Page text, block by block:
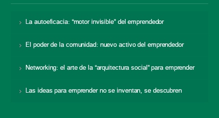
La autoeficacia: “motor invisible” del emprendedor
El poder de la comunidad: nuevo activo del emprendedor
Networking: el arte de la “arquitectura social” para emprender
Las ideas para emprender no se inventan, se descubren